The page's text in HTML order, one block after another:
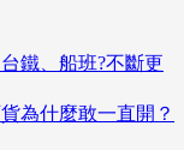
鐵、船班?不斷更